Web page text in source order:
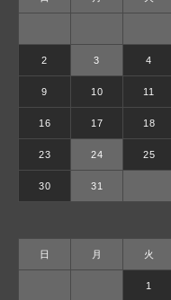
2 3 4
9 10 11
16 17 18
23 24 25
30 31
日 月 火
1